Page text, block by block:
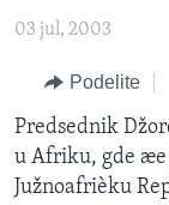
glavnu
navigaciju
pretragu
BALKAN
GLOBALNE
EKONOMIJA
NAUKA I
OTVORENI
IZ AMERIKE
PRATITE NAS
03 jul, 2003
Podelite
Predsednik
u Afriku, gde æe
Južnoafrièku